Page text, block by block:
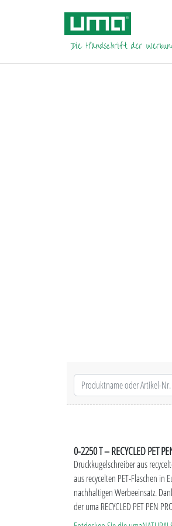
0-2250 T – RECYCLED PET
Druckkugelschreiber aus
aus recycelten PET-Flaschen
nachhaltigen Werbeeinsatz.
der uma RECYCLED PET PEN
Umwelt. Aufgrund der